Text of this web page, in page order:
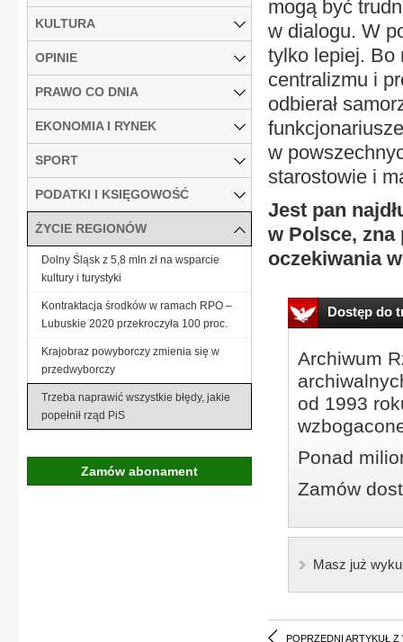
mogą być
w dialogu. W
tylko lepiej. Bo
centralizmu i
odbierał
w
starostowie i
Jest pan
w Polsce, zna
oczekiwania
Dostęp do
Archiwum
od 1993
Ponad
Zamów
Masz już
POPRZEDNI ARTYKUŁ Z
KULTURA
OPINIE
PRAWO CO DNIA
EKONOMIA I RYNEK
SPORT
PODATKI I KSIĘGOWOŚĆ
ŻYCIE REGIONÓW
Dolny Śląsk z 5,8 mln zł na wsparcie
kultury i turystyki
Kontraktacja środków w ramach RPO –
Lubuskie 2020 przekroczyła 100 proc.
Krajobraz powyborczy zmienia się w
przedwyborczy
Trzeba naprawić wszystkie błędy, jakie
popełnił rząd PiS
Zamów abonament